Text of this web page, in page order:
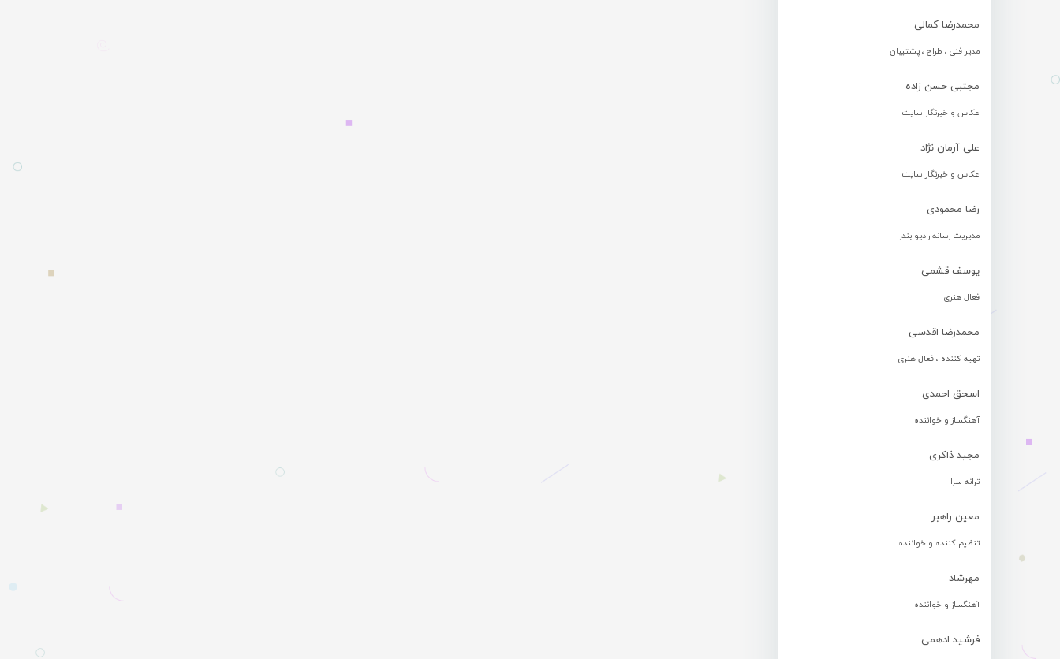
محمدرضا کمالی
مدیر فنی ، طراح ، پشتیبان
مجتبی حسن زاده
عکاس و خبرنگار سایت
علی آرمان نژاد
عکاس و خبرنگار سایت
رضا محمودی
مدیریت رسانه رادیو بندر
یوسف قشمی
فعال هنری
محمدرضا اقدسی
تهیه کننده ، فعال هنری
اسحق احمدی
آهنگساز و خواننده
مجید ذاکری
ترانه سرا
معین راهبر
تنظیم کننده و خواننده
مهرشاد
آهنگساز و خواننده
فرشید ادهمی